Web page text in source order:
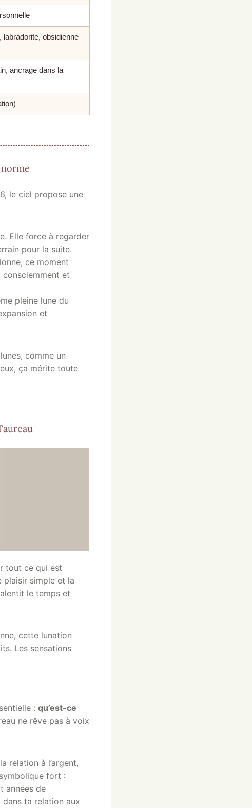
labradorite, obsidienne
ancrage dans la
le ciel propose une
Elle force à regarder
pour la suite.
ce moment
consciemment et
pleine lune du
et
comme un
ça mérite toute
tout ce qui est
plaisir simple et la
le temps et
cette lunation
Les sensations
: qu’est-ce
ne rêve pas à voix
relation à l’argent,
fort :
années de
ta relation aux